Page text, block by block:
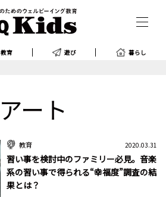
教育 遊び 暮らし
アート
教育 2020.03.31
習い事を検討中のファミリー必見。音楽
系の習い事で得られる“幸福度”調査の結
果とは？